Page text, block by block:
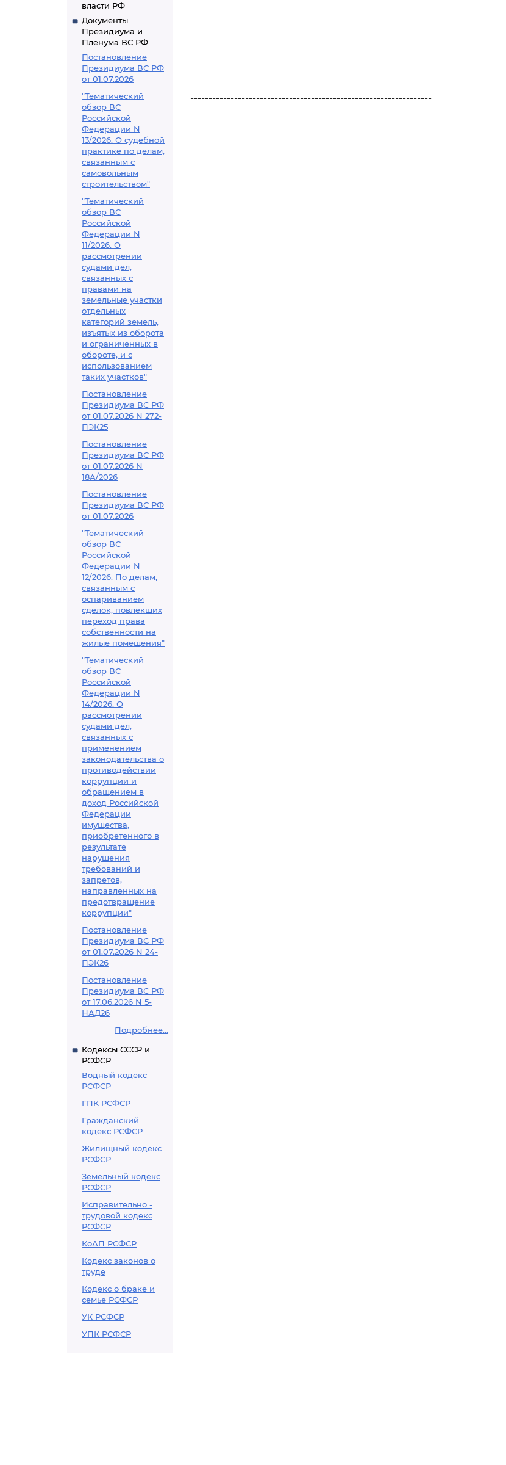
власти РФ
Документы
Президиума и
Пленума ВС РФ
Постановление
Президиума ВС РФ
от 01.07.2026
"Тематический
обзор ВС
Российской
Федерации N
13/2026. О судебной
практике по делам,
связанным с
самовольным
строительством"
"Тематический
обзор ВС
Российской
Федерации N
11/2026. О
рассмотрении
судами дел,
связанных с
правами на
земельные участки
отдельных
категорий земель,
изъятых из оборота
и ограниченных в
обороте, и с
использованием
таких участков"
Постановление
Президиума ВС РФ
от 01.07.2026 N 272-
ПЭК25
Постановление
Президиума ВС РФ
от 01.07.2026 N
18А/2026
Постановление
Президиума ВС РФ
от 01.07.2026
"Тематический
обзор ВС
Российской
Федерации N
12/2026. По делам,
связанным с
оспариванием
сделок, повлекших
переход права
собственности на
жилые помещения"
"Тематический
обзор ВС
Российской
Федерации N
14/2026. О
рассмотрении
судами дел,
связанных с
применением
законодательства о
противодействии
коррупции и
обращением в
доход Российской
Федерации
имущества,
приобретенного в
результате
нарушения
требований и
запретов,
направленных на
предотвращение
коррупции"
Постановление
Президиума ВС РФ
от 01.07.2026 N 24-
ПЭК26
Постановление
Президиума ВС РФ
от 17.06.2026 N 5-
НАД26
Подробнее...
Кодексы СССР и
РСФСР
Водный кодекс
РСФСР
ГПК РСФСР
Гражданский
кодекс РСФСР
Жилищный кодекс
РСФСР
Земельный кодекс
РСФСР
Исправительно -
трудовой кодекс
РСФСР
КоАП РСФСР
Кодекс законов о
труде
Кодекс о браке и
семье РСФСР
УК РСФСР
УПК РСФСР
------------------------------------------------------------------